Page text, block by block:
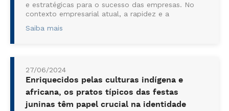
e estratégicas para o sucesso das empresas. No
contexto empresarial atual, a rapidez e a
determinantes para assegurar a rentabilidade e
Saiba mais
27/06/2024
Enriquecidos pelas culturas indígena e
africana, os pratos típicos das festas
juninas têm papel crucial na identidade